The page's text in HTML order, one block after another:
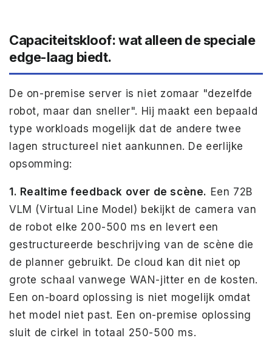
Capaciteitskloof: wat alleen de speciale
edge-laag biedt.
De on-premise server is niet zomaar "dezelfde
robot, maar dan sneller". Hij maakt een bepaald
type workloads mogelijk dat de andere twee
lagen structureel niet aankunnen. De eerlijke
opsomming:
1. Realtime feedback over de scène. Een 72B
VLM (Virtual Line Model) bekijkt de camera van
de robot elke 200-500 ms en levert een
gestructureerde beschrijving van de scène die
de planner gebruikt. De cloud kan dit niet op
grote schaal vanwege WAN-jitter en de kosten.
Een on-board oplossing is niet mogelijk omdat
het model niet past. Een on-premise oplossing
sluit de cirkel in totaal 250-500 ms.